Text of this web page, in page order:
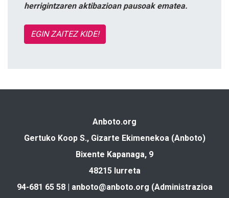
herrigintzaren aktibazioan pausoak ematea.
EGIN ZAITEZ KIDE!
Anboto.org
Gertuko Koop S., Gizarte Ekimenekoa (Anboto)
Bixente Kapanaga, 9
48215 Iurreta
94-681 65 58 | anboto@anboto.org (Administrazioa